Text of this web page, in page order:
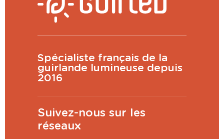
Spécialiste français de la
guirlande lumineuse depuis
2016
Suivez-nous sur les
réseaux